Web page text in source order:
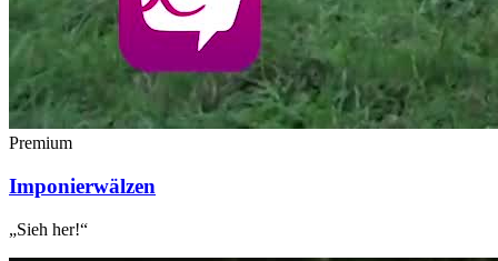
Premium
Imponierwälzen
„Sieh her!“